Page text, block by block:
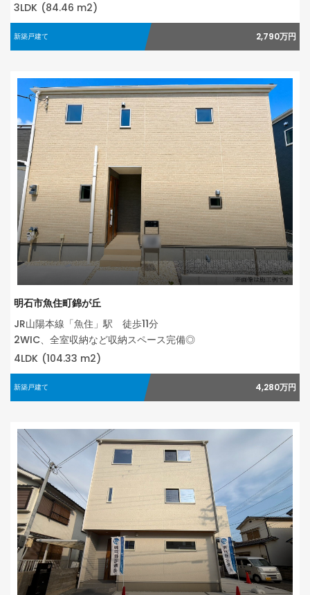
3LDK (84.46 m2)
新築戸建て 2,790万円
明石市魚住町錦が丘
JR山陽本線「魚住」駅 徒歩11分
2WIC、全室収納など収納スペース完備◎
4LDK (104.33 m2)
新築戸建て 4,280万円